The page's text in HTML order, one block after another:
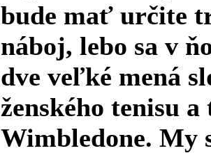
bude mať určite
náboj, lebo sa v
dve veľké mená
ženského tenisu
Wimbledone. My